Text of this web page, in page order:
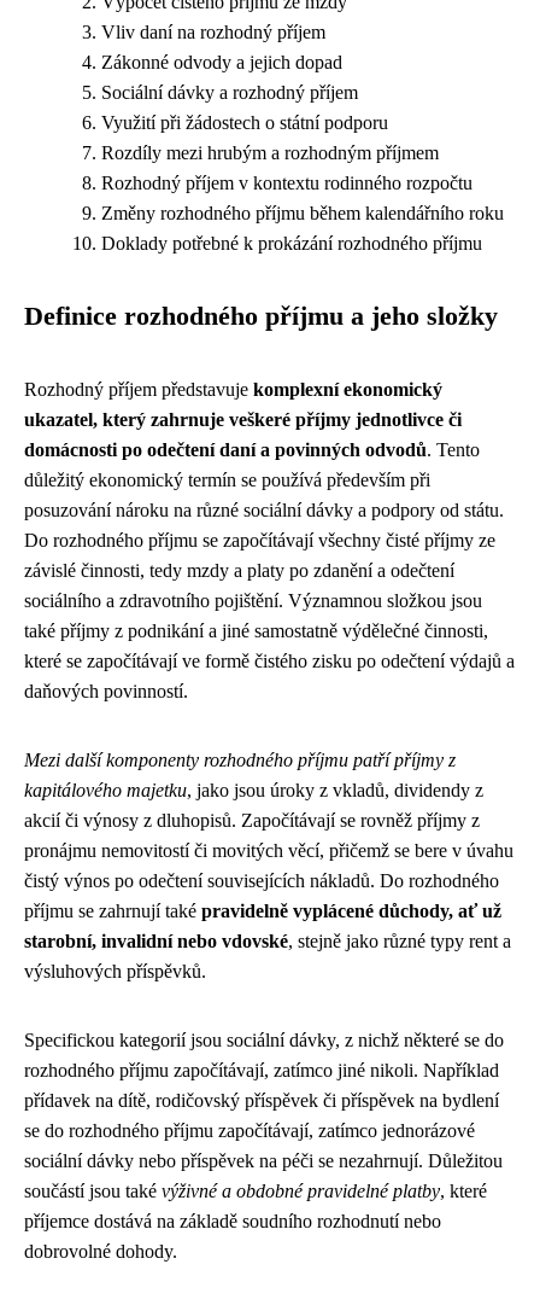
Vliv daní na rozhodný příjem
Zákonné odvody a jejich dopad
Sociální dávky a rozhodný příjem
Využití při žádostech o státní podporu
Rozdíly mezi hrubým a rozhodným příjmem
Rozhodný příjem v kontextu rodinného rozpočtu
Změny rozhodného příjmu během kalendářního roku
Doklady potřebné k prokázání rozhodného příjmu
Definice rozhodného příjmu a jeho složky
Rozhodný příjem představuje komplexní ekonomický
ukazatel, který zahrnuje veškeré příjmy jednotlivce či
domácnosti po odečtení daní a povinných odvodů. Tento
důležitý ekonomický termín se používá především při
posuzování nároku na různé sociální dávky a podpory od státu.
Do rozhodného příjmu se započítávají všechny čisté příjmy ze
závislé činnosti, tedy mzdy a platy po zdanění a odečtení
sociálního a zdravotního pojištění. Významnou složkou jsou
také příjmy z podnikání a jiné samostatně výdělečné činnosti,
které se započítávají ve formě čistého zisku po odečtení výdajů a
daňových povinností.
Mezi další komponenty rozhodného příjmu patří příjmy z
kapitálového majetku, jako jsou úroky z vkladů, dividendy z
akcií či výnosy z dluhopisů. Započítávají se rovněž příjmy z
pronájmu nemovitostí či movitých věcí, přičemž se bere v úvahu
čistý výnos po odečtení souvisejících nákladů. Do rozhodného
příjmu se zahrnují také pravidelně vyplácené důchody, ať už
starobní, invalidní nebo vdovské, stejně jako různé typy rent a
výsluhových příspěvků.
Specifickou kategorií jsou sociální dávky, z nichž některé se do
rozhodného příjmu započítávají, zatímco jiné nikoli. Například
přídavek na dítě, rodičovský příspěvek či příspěvek na bydlení
se do rozhodného příjmu započítávají, zatímco jednorázové
sociální dávky nebo příspěvek na péči se nezahrnují. Důležitou
součástí jsou také výživné a obdobné pravidelné platby, které
příjemce dostává na základě soudního rozhodnutí nebo
dobrovolné dohody.